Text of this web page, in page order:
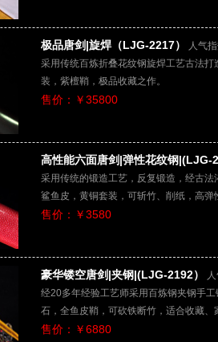
极品唐剑|旋焊（LJG-2217）
人气
采用传统百炼折叠花纹钢旋焊工艺古法
装，紫檀鞘，极品收藏之作。
售价：￥35800
高性能六面唐剑|弹性花纹钢|(LJG-
采用传统的锻造工艺，反复锻造，经古
鲨鱼皮，黄铜套装，可斩竹、削纸，高弹
售价：￥3580
豪华镂空唐剑|夹钢|(LJG-2192）
经20多年经验工艺师采用百炼钢夹钢手
石，全鱼皮鞘，可砍铁断竹，适合收藏、
售价：￥6880